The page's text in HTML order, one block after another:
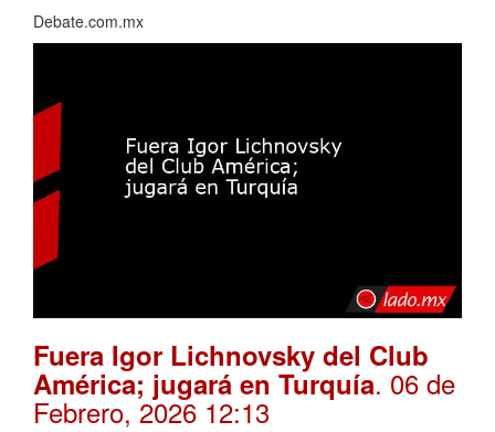
Debate.com.mx
Fuera Igor Lichnovsky del Club
América; jugará en Turquía. 06 de
Febrero, 2026 12:13